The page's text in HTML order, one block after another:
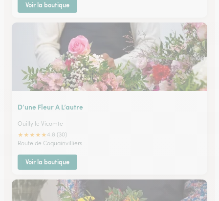
Voir la boutique
D’une Fleur A L’autre
Ouilly le Vicomte
★★★★★4.8 (30)
Route de Coquainvilliers
Voir la boutique